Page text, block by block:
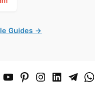
Guides →
YouTubePinterestInstagram
LinkedInTelegram